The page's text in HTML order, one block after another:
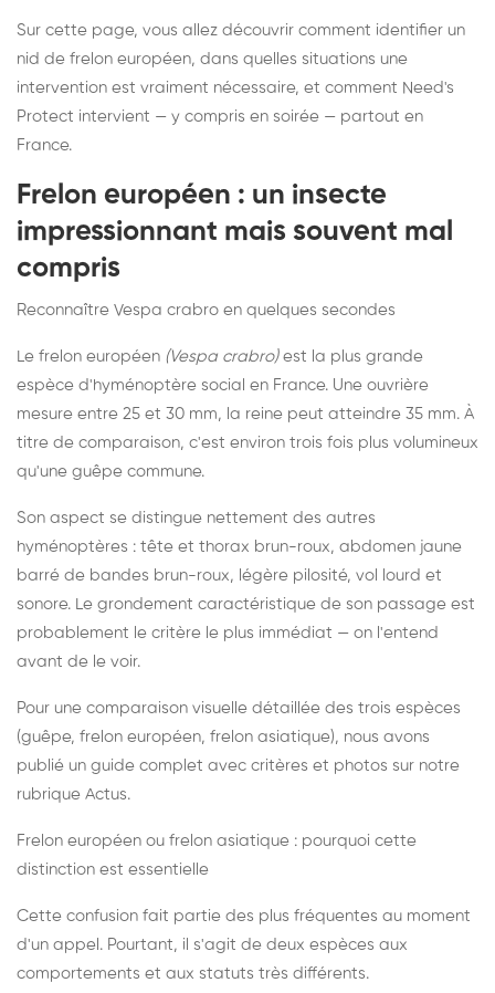
Sur cette page, vous allez découvrir comment identifier un
nid de frelon européen, dans quelles situations une
intervention est vraiment nécessaire, et comment Need's
Protect intervient — y compris en soirée — partout en
France.
Frelon européen : un insecte
impressionnant mais souvent mal
compris
Reconnaître Vespa crabro en quelques secondes
Le frelon européen (Vespa crabro)est la plus grande
espèce d'hyménoptère social en France. Une ouvrière
mesure entre 25 et 30 mm, la reine peut atteindre 35 mm. À
titre de comparaison, c'est environ trois fois plus volumineux
qu'une guêpe commune.
Son aspect se distingue nettement des autres
hyménoptères : tête et thorax brun-roux, abdomen jaune
barré de bandes brun-roux, légère pilosité, vol lourd et
sonore. Le grondement caractéristique de son passage est
probablement le critère le plus immédiat — on l'entend
avant de le voir.
Pour une comparaison visuelle détaillée des trois espèces
(guêpe, frelon européen, frelon asiatique), nous avons
publié un guide complet avec critères et photos sur notre
rubrique Actus.
Frelon européen ou frelon asiatique : pourquoi cette
distinction est essentielle
Cette confusion fait partie des plus fréquentes au moment
d'un appel. Pourtant, il s'agit de deux espèces aux
comportements et aux statuts très différents.